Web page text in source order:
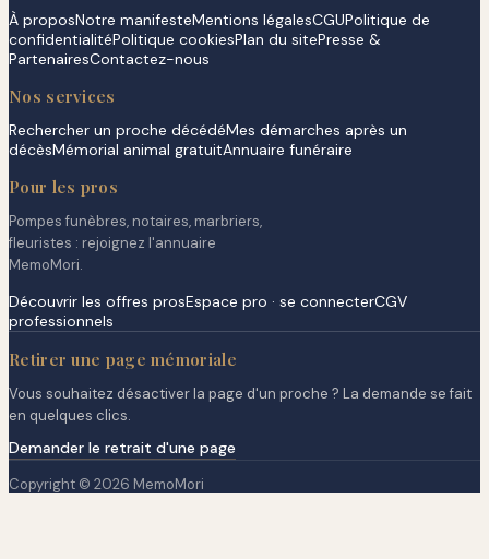
À proposNotre manifesteMentions légalesCGUPolitique de
confidentialitéPolitique cookiesPlan du sitePresse &
PartenairesContactez-nous
Nos services
Rechercher un proche décédéMes démarches après un
décèsMémorial animal gratuitAnnuaire funéraire
Pour les pros
Pompes funèbres, notaires, marbriers,
fleuristes : rejoignez l'annuaire
MemoMori.
Découvrir les offres prosEspace pro · se connecterCGV
professionnels
Retirer une page mémoriale
Vous souhaitez désactiver la page d'un proche ? La demande se fait
en quelques clics.
Demander le retrait d'une page
Copyright © 2026 MemoMori